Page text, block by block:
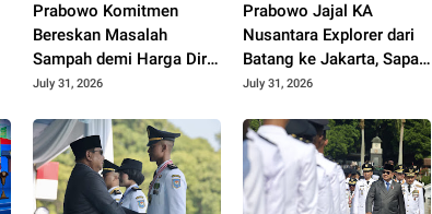
Prabowo Komitmen
Bereskan Masalah
Sampah demi Harga Diri
Bangsa
July 31, 2026
Prabowo Jajal KA
Nusantara Explorer dari
Batang ke Jakarta, Sapa
Hangat Warga
July 31, 2026